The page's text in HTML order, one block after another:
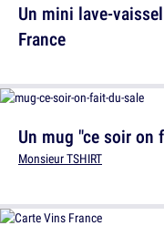
Un mini lave-
France
Un mug "ce soir on
Monsieur TSHIRT